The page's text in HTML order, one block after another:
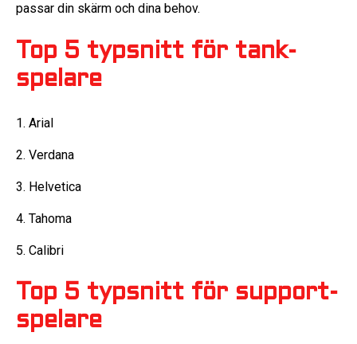
passar din skärm och dina behov.
Top 5 typsnitt för tank-
spelare
1. Arial
2. Verdana
3. Helvetica
4. Tahoma
5. Calibri
Top 5 typsnitt för support-
spelare